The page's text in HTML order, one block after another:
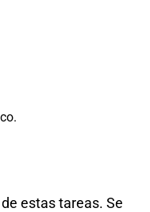
estas tareas. Se